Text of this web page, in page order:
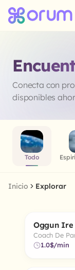
Conecta con
disponibles
Todo
Inicio Explorar
Online
Oggun Ire
Coach De
1.0$/min